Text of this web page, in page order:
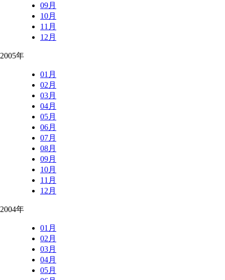
09月
10月
11月
12月
2005年
01月
02月
03月
04月
05月
06月
07月
08月
09月
10月
11月
12月
2004年
01月
02月
03月
04月
05月